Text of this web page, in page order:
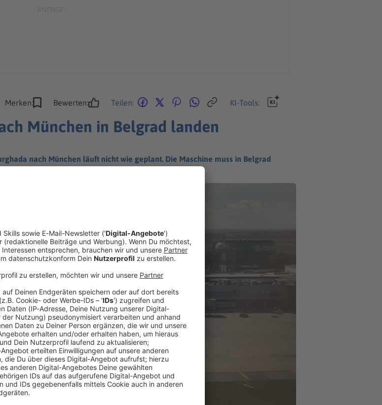
Merken: Bewerten: Teilen: KI-Tools:
München in Belgrad landen
nach München läuft nicht wie geplant. Die Maschine muss in Belgrad